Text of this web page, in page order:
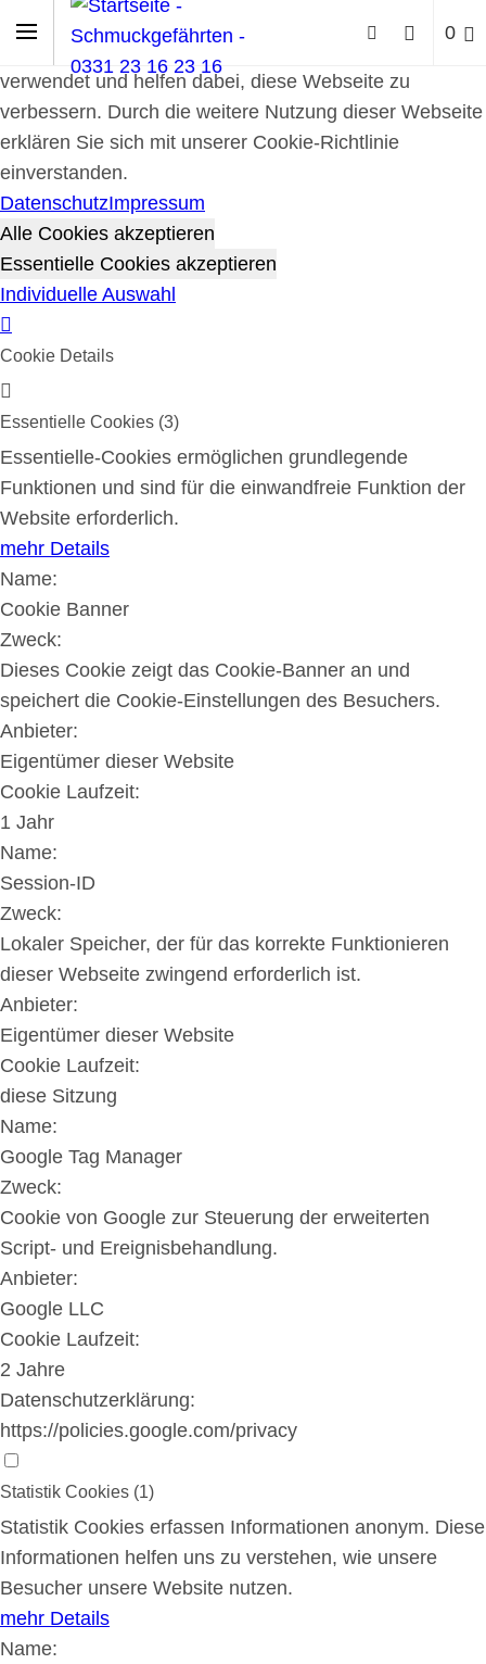
Cookie-Richtlinie
Cookies werden zur Benutzerführung und Webanalyse
verwendet und helfen dabei, diese Webseite zu
verbessern. Durch die weitere Nutzung dieser Webseite
erklären Sie sich mit unserer Cookie-Richtlinie
einverstanden.
DatenschutzImpressum
Alle Cookies akzeptieren
Essentielle Cookies akzeptieren
Individuelle Auswahl
Cookie Details
Essentielle Cookies (3)
Essentielle-Cookies ermöglichen grundlegende
Funktionen und sind für die einwandfreie Funktion der
Website erforderlich.
mehr Details
Name:
Cookie Banner
Zweck:
Dieses Cookie zeigt das Cookie-Banner an und
speichert die Cookie-Einstellungen des Besuchers.
Anbieter:
Eigentümer dieser Website
Cookie Laufzeit:
1 Jahr
Name:
Session-ID
Zweck:
Lokaler Speicher, der für das korrekte Funktionieren
dieser Webseite zwingend erforderlich ist.
Anbieter:
Eigentümer dieser Website
Cookie Laufzeit:
diese Sitzung
Name:
Google Tag Manager
Zweck:
Cookie von Google zur Steuerung der erweiterten
Script- und Ereignisbehandlung.
Anbieter:
Google LLC
Cookie Laufzeit:
2 Jahre
Datenschutzerklärung:
https://policies.google.com/privacy
Statistik Cookies (1)
Statistik Cookies erfassen Informationen anonym. Diese
Informationen helfen uns zu verstehen, wie unsere
Besucher unsere Website nutzen.
mehr Details
Name:
0